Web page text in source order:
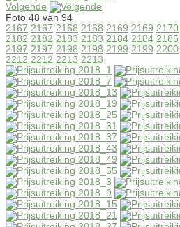
Volgende
Foto 48 van 94
2167 2167 2168 2168 2169 2169 2170
2182 2182 2183 2183 2184 2184 2185
2197 2197 2198 2198 2199 2199 2200
2212 2212 2213 2213